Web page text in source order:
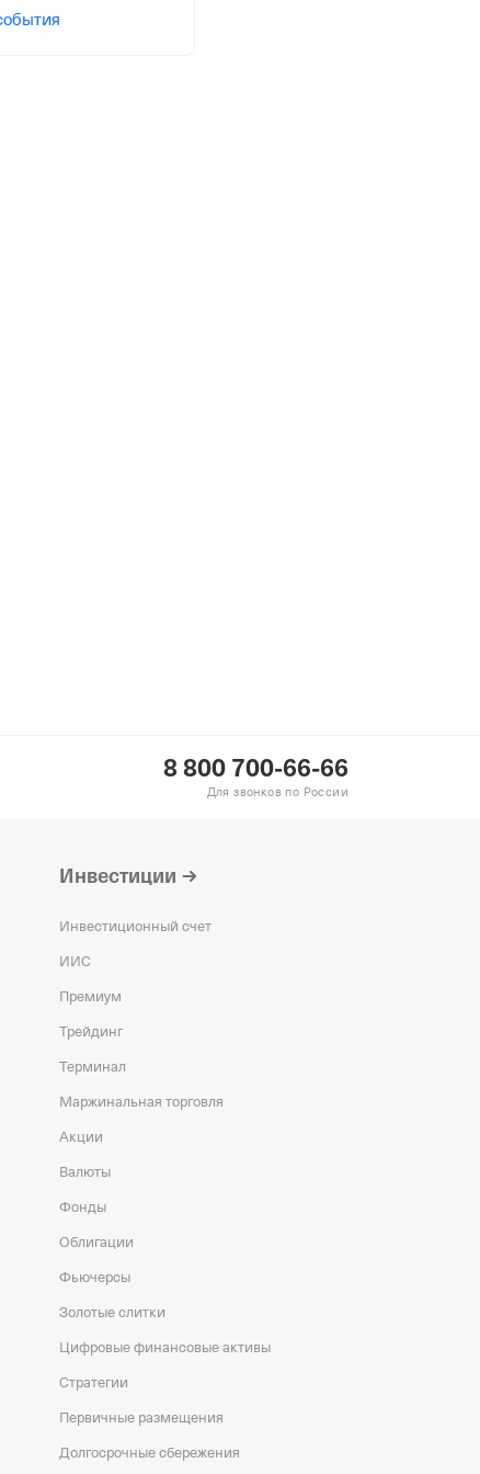
8 800 700-66-66
Для звонков по России
Инвестиции
Инвестиционный счет
ИИС
Премиум
Трейдинг
Терминал
Маржинальная торговля
Акции
Валюты
Фонды
Облигации
Фьючерсы
Золотые слитки
Цифровые финансовые активы
Стратегии
Первичные размещения
Долгосрочные сбережения